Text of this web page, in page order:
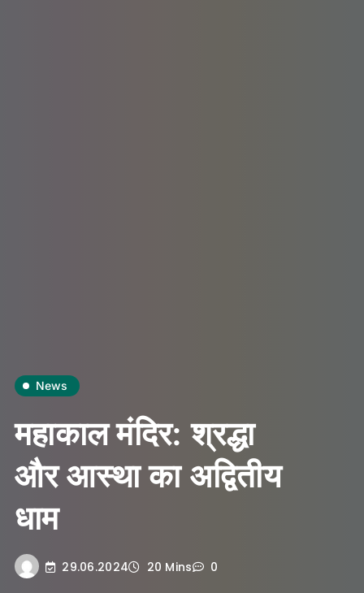
News
महाकाल मंदिर: श्रद्धा
और आस्था का अद्वितीय
धाम
29.06.2024 20 Mins 0